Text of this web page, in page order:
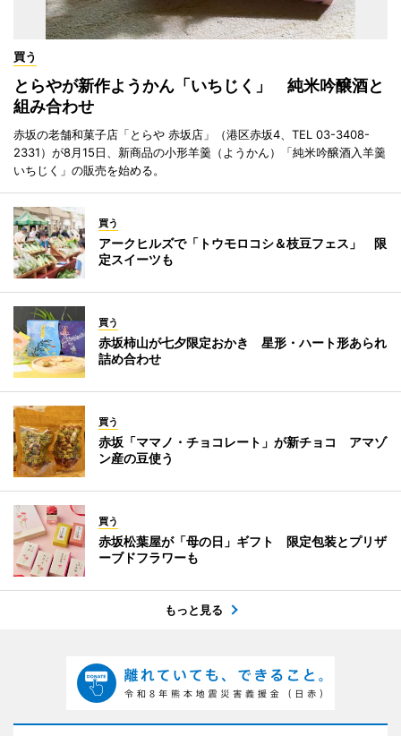
買う
とらやが新作ようかん「いちじく」 純米吟醸酒と
組み合わせ
赤坂の老舗和菓子店「とらや 赤坂店」（港区赤坂4、TEL 03-3408-
2331）が8月15日、新商品の小形羊羹（ようかん）「純米吟醸酒入羊羹
いちじく」の販売を始める。
買う
アークヒルズで「トウモロコシ＆枝豆フェス」 限
定スイーツも
買う
赤坂柿山が七夕限定おかき 星形・ハート形あられ
詰め合わせ
買う
赤坂「ママノ・チョコレート」が新チョコ アマゾ
ン産の豆使う
買う
赤坂松葉屋が「母の日」ギフト 限定包装とプリザ
ーブドフラワーも
もっと見る